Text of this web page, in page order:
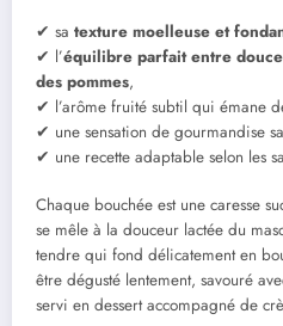
✔ sa texture moelleuse et
✔ l’équilibre parfait entre
des pommes,
✔ l’arôme fruité subtil qui émane
✔ une sensation de gourmandise
✔ une recette adaptable selon les
Chaque bouchée est une caresse
se mêle à la douceur lactée du
tendre qui fond délicatement en
être dégusté lentement, savouré
servi en dessert accompagné de